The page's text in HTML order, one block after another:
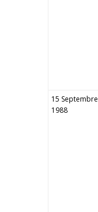
15 Septembre
1988